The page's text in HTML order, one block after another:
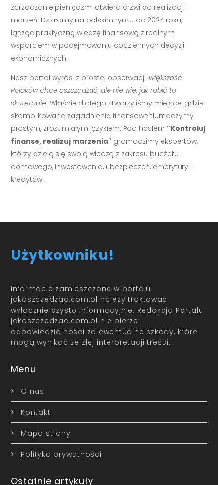
zarządzanie pieniędzmi otwiera drzwi do realizacji
marzeń. Działamy na polskim rynku od 2024 roku,
łącząc praktyczną wiedzę finansową z realnym
wsparciem w podejmowaniu codziennych decyzji
ekonomicznych.
Nasz portal wyrósł z prostej obserwacji: większość
Polaków chce oszczędzać, ale nie wie, jak robić to
skutecznie. Właśnie dlatego stworzyliśmy miejsce, gdzie
skomplikowane zagadnienia finansowe tłumaczymy
prostym, zrozumiałym językiem. Pod hasłem "Kontroluj
finanse, realizuj marzenia" gromadzimy ekspertów,
którzy dzielą się swoją wiedzą z zakresu budżetu
domowego, inwestowania, ubezpieczeń, emerytury i
kredytów.
Użytkowniku!
Informacje zamieszczone w portalu
jakoszczedzac.com.pl należy traktować
wyłącznie czysto informacyjnie. Redakcja Portalu
jakoszczedzac.com.pl nie bierze
odpowiedzialności za ewentualne szkody, które
mogą wynikać ze złej interpretacji treści.
Menu
O nas
Kontakt
Mapa strony
Polityka prywatności
Ostatnie artykuły